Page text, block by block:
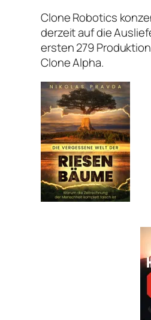
Clone Robotics
derzeit auf die
ersten 279
Clone Alpha.